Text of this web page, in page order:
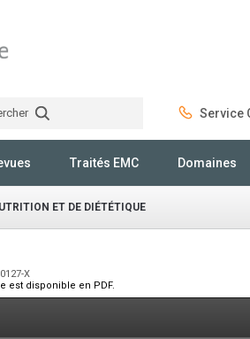
Service
Traités EMC Domaines
ET DE DIÉTÉTIQUE
X
est disponible en PDF.